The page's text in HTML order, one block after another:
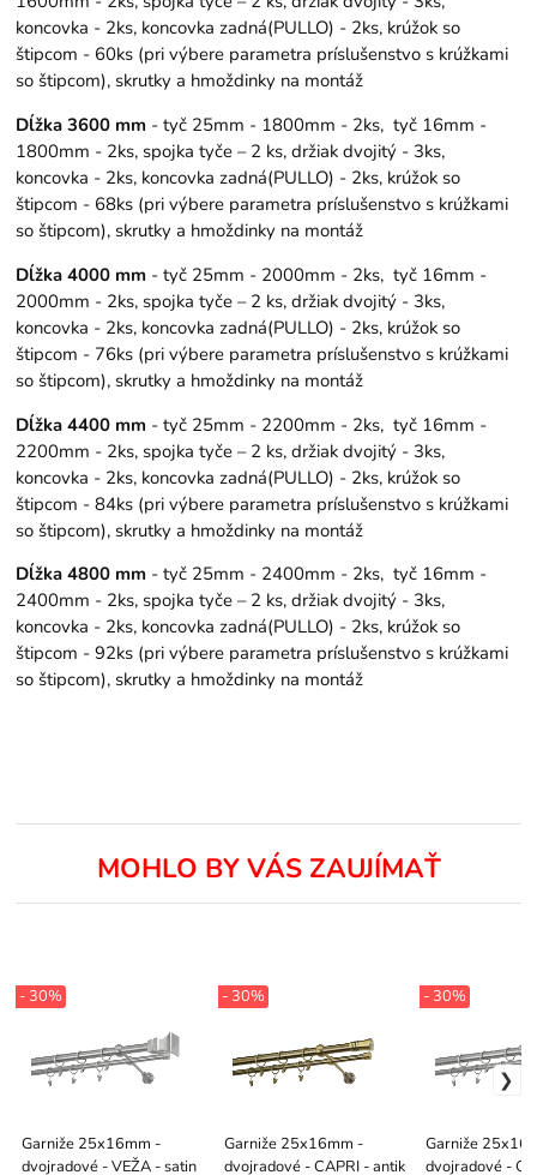
koncovka - 2ks, koncovka zadná(PULLO) - 2ks, krúžok so
štipcom - 60ks (pri výbere parametra príslušenstvo s krúžkami
so štipcom), skrutky a hmoždinky na montáž
Dĺžka 3600 mm - tyč 25mm - 1800mm - 2ks, tyč 16mm -
1800mm - 2ks, spojka tyče – 2 ks, držiak dvojitý - 3ks,
koncovka - 2ks, koncovka zadná(PULLO) - 2ks, krúžok so
štipcom - 68ks (pri výbere parametra príslušenstvo s krúžkami
so štipcom), skrutky a hmoždinky na montáž
Dĺžka 4000 mm - tyč 25mm - 2000mm - 2ks, tyč 16mm -
2000mm - 2ks, spojka tyče – 2 ks, držiak dvojitý - 3ks,
koncovka - 2ks, koncovka zadná(PULLO) - 2ks, krúžok so
štipcom - 76ks (pri výbere parametra príslušenstvo s krúžkami
so štipcom), skrutky a hmoždinky na montáž
Dĺžka 4400 mm - tyč 25mm - 2200mm - 2ks, tyč 16mm -
2200mm - 2ks, spojka tyče – 2 ks, držiak dvojitý - 3ks,
koncovka - 2ks, koncovka zadná(PULLO) - 2ks, krúžok so
štipcom - 84ks (pri výbere parametra príslušenstvo s krúžkami
so štipcom), skrutky a hmoždinky na montáž
Dĺžka 4800 mm - tyč 25mm - 2400mm - 2ks, tyč 16mm -
2400mm - 2ks, spojka tyče – 2 ks, držiak dvojitý - 3ks,
koncovka - 2ks, koncovka zadná(PULLO) - 2ks, krúžok so
štipcom - 92ks (pri výbere parametra príslušenstvo s krúžkami
so štipcom), skrutky a hmoždinky na montáž
MOHLO BY VÁS ZAUJÍMAŤ
Garniže 25x16mm -
dvojradové - VEŽA - satin
- 30%
Garniže 25x16mm -
dvojradové - CAPRI - antik
- 30%
Garniže
dvojradové -
- 30%